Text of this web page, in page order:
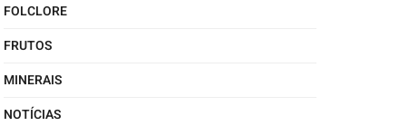
FOLCLORE
FRUTOS
MINERAIS
NOTÍCIAS